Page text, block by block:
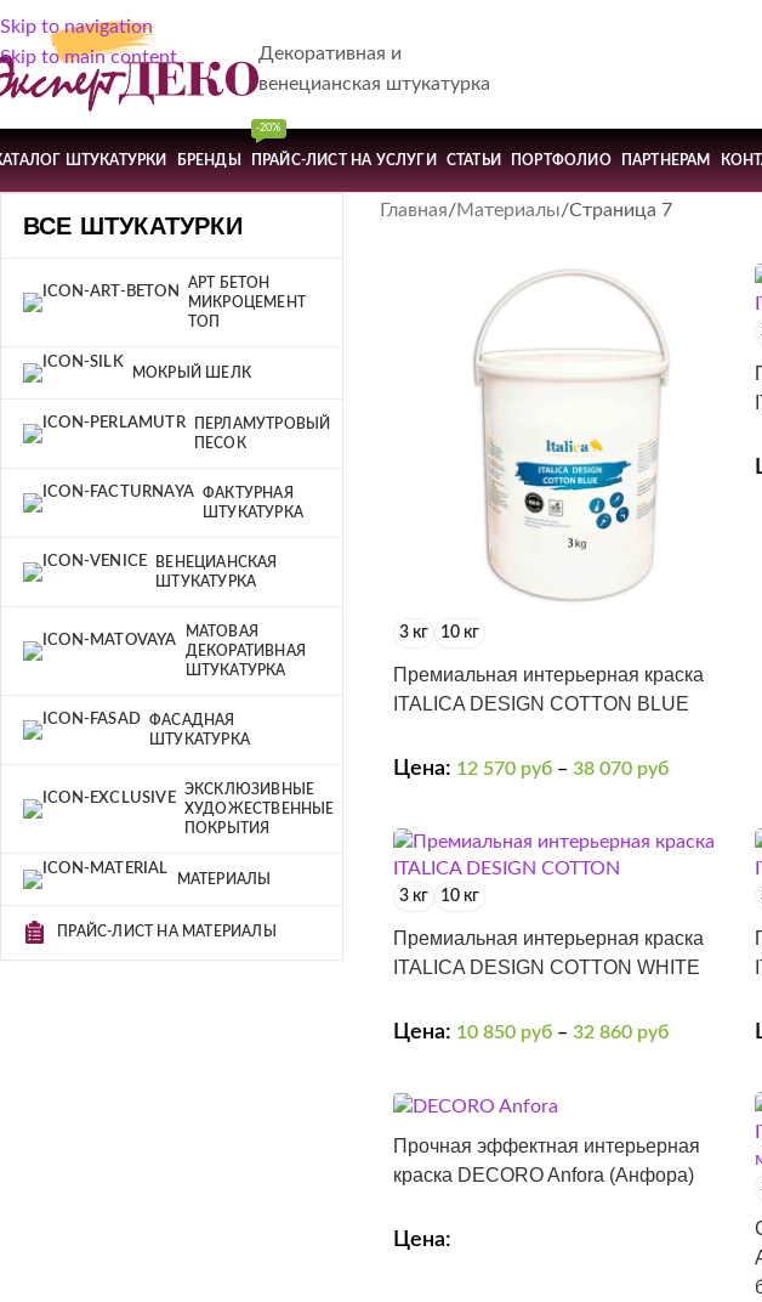
Skip to navigation
Skip to main content
Декоративная и
венецианская штукатурка
ШТУКАТУРКИ БРЕНДЫ ПРАЙС-ЛИСТ НА УСЛУГИ
-20%
СТАТЬИ ПОРТФОЛИО ПАРТНЕРАМ
ВСЕ ШТУКАТУРКИ
АРТ БЕТОН
МИКРОЦЕМЕНТ
ТОП
МОКРЫЙ ШЕЛК
ПЕРЛАМУТРОВЫЙ
ПЕСОК
ФАКТУРНАЯ
ШТУКАТУРКА
ВЕНЕЦИАНСКАЯ
ШТУКАТУРКА
МАТОВАЯ
ДЕКОРАТИВНАЯ
ШТУКАТУРКА
ФАСАДНАЯ
ШТУКАТУРКА
ЭКСКЛЮЗИВНЫЕ
ХУДОЖЕСТВЕННЫЕ
ПОКРЫТИЯ
МАТЕРИАЛЫ
ПРАЙС-ЛИСТ НА МАТЕРИАЛЫ
Главная Материалы Страница 7
3 кг 10 кг
Премиальная интерьерная краска
ITALICA DESIGN COTTON BLUE
Цена: 12 570 руб – 38 070 руб
3 кг 10 кг
Премиальная интерьерная краска
ITALICA DESIGN COTTON WHITE
Цена: 10 850 руб – 32 860 руб
Прочная эффектная интерьерная
краска DECORO Anfora (Анфора)
Цена: